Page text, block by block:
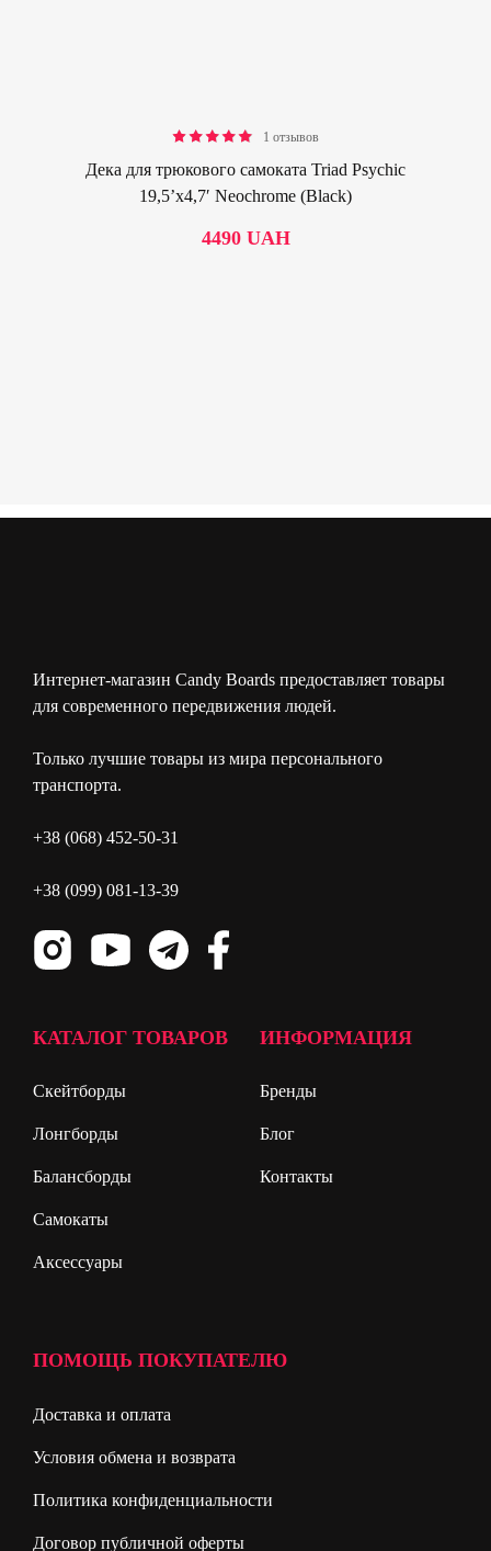
1 отзывов
Дека для трюкового самоката Triad Psychic
19,5’х4,7′ Neochrome (Black)
4490 UAH
Интернет-магазин Candy Boards предоставляет товары
для современного передвижения людей.
Только лучшие товары из мира персонального
транспорта.
+38 (068) 452-50-31
+38 (099) 081-13-39
КАТАЛОГ ТОВАРОВ
Скейтборды
Лонгборды
Балансборды
Самокаты
Аксессуары
ИНФОРМАЦИЯ
Бренды
Блог
Контакты
ПОМОЩЬ ПОКУПАТЕЛЮ
Доставка и оплата
Условия обмена и возврата
Политика конфиденциальности
Договор публичной оферты